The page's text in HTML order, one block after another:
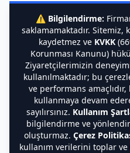
⚠️ Bilgilendirme:
saklamamaktadır. Sitemiz,
kaydetmez ve KVKK
Korunması Kanunu)
Ziyaretçilerimizin
kullanılmaktadır; bu
ve performans
kullanmaya devam
sayılırsınız. Kullanım
bilgilendirme ve
oluşturmaz. Çerez
kullanım verilerini toplar